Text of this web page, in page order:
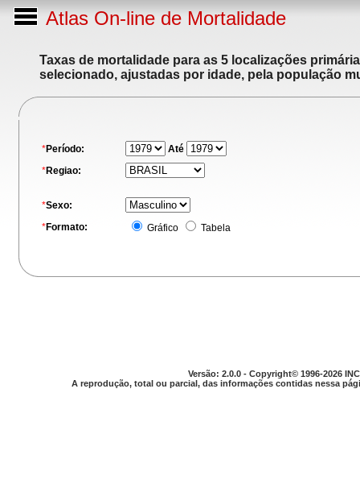
Atlas On-line de Mortalidade
Taxas de mortalidade para as 5 localizações
selecionado, ajustadas por idade, pela população
*Período:
Até
*Regiao:
*Sexo:
*Formato: Gráfico Tabela
Versão: 2.0.0 - Copyright© 1996-2026
A reprodução, total ou parcial, das informações contidas nessa